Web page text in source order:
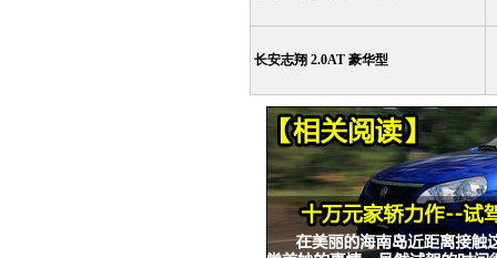
长安志翔 2.0AT 豪华型